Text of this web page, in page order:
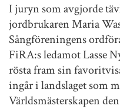
I juryn som avgjorde
jordbrukaren Maria
Sångföreningens
FiRA:s ledamot Lasse
rösta fram sin
ingår i landslaget som
Världsmästerskapen